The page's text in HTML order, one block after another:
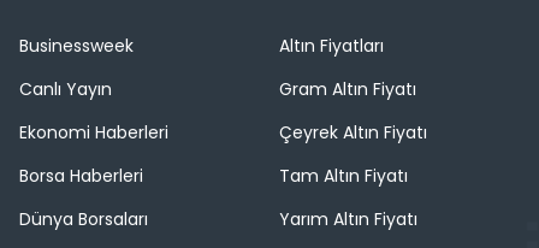
Businessweek
Canlı Yayın
Ekonomi Haberleri
Borsa Haberleri
Dünya Borsaları
Altın Fiyatları
Gram Altın Fiyatı
Çeyrek Altın Fiyatı
Tam Altın Fiyatı
Yarım Altın Fiyatı